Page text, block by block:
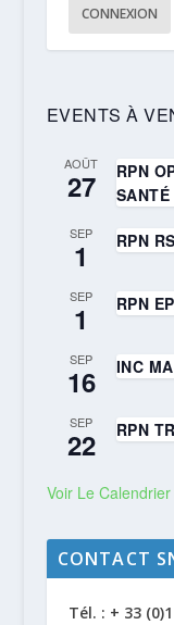
CONNEXION
EVENTS À
AOÛT
27
RPN
SANTÉ
SEP
1 RPN
SEP
1 RPN
SEP
16 INC
SEP
22 RPN
Voir Le Calendrier
CONTACT
Tél. : + 33